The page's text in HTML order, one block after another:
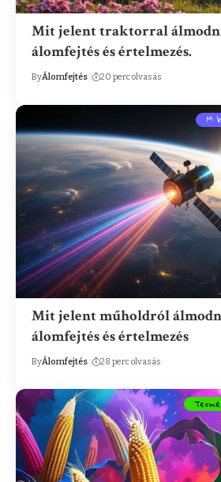
Mit jelent traktorral
álomfejtés és értelmezés.
ByÁlomfejtés 20 perc olvasás
M
Mit jelent műholdról
álomfejtés és értelmezés
ByÁlomfejtés 28 perc olvasás